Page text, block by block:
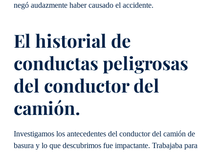
negó audazmente haber causado el accidente.
El historial de
conductas peligrosas
del conductor del
camión.
Investigamos los antecedentes del conductor del camión de
basura y lo que descubrimos fue impactante. Trabajaba para